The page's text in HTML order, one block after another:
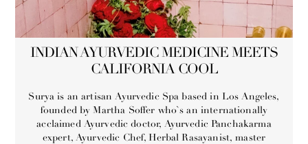
INDIAN AYURVEDIC MEDICINE MEETS
CALIFORNIA COOL
Surya is an artisan Ayurvedic Spa based in Los Angeles,
founded by Martha Soffer who`s an internationally
acclaimed Ayurvedic doctor, Ayurvedic Panchakarma
expert, Ayurvedic Chef, Herbal Rasayanist, master